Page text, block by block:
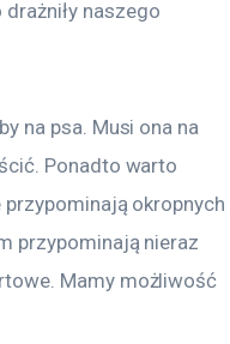
naszego
na psa. Musi ona na
Ponadto warto
okropnych
przypominają nieraz
Mamy możliwość